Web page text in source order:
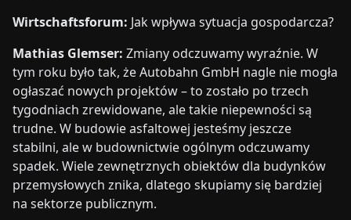
Wirtschaftsforum: Jak wpływa sytuacja gospodarcza?
Mathias Glemser: Zmiany odczuwamy wyraźnie. W
tym roku było tak, że Autobahn GmbH nagle nie mogła
ogłaszać nowych projektów – to zostało po trzech
tygodniach zrewidowane, ale takie niepewności są
trudne. W budowie asfaltowej jesteśmy jeszcze
stabilni, ale w budownictwie ogólnym odczuwamy
spadek. Wiele zewnętrznych obiektów dla budynków
przemysłowych znika, dlatego skupiamy się bardziej
na sektorze publicznym.